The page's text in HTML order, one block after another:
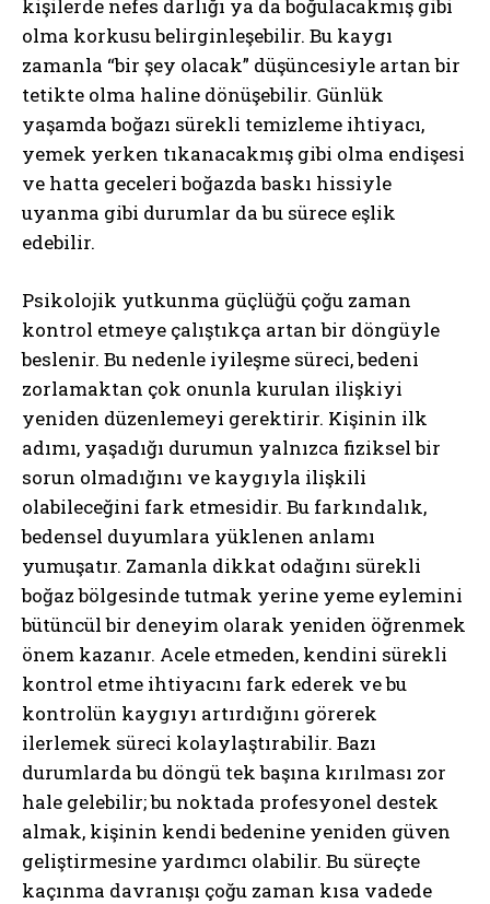
kişilerde nefes darlığı ya da boğulacakmış gibi
olma korkusu belirginleşebilir. Bu kaygı
zamanla “bir şey olacak” düşüncesiyle artan bir
tetikte olma haline dönüşebilir. Günlük
yaşamda boğazı sürekli temizleme ihtiyacı,
yemek yerken tıkanacakmış gibi olma endişesi
ve hatta geceleri boğazda baskı hissiyle
uyanma gibi durumlar da bu sürece eşlik
edebilir.
Psikolojik yutkunma güçlüğü çoğu zaman
kontrol etmeye çalıştıkça artan bir döngüyle
beslenir. Bu nedenle iyileşme süreci, bedeni
zorlamaktan çok onunla kurulan ilişkiyi
yeniden düzenlemeyi gerektirir. Kişinin ilk
adımı, yaşadığı durumun yalnızca fiziksel bir
sorun olmadığını ve kaygıyla ilişkili
olabileceğini fark etmesidir. Bu farkındalık,
bedensel duyumlara yüklenen anlamı
yumuşatır. Zamanla dikkat odağını sürekli
boğaz bölgesinde tutmak yerine yeme eylemini
bütüncül bir deneyim olarak yeniden öğrenmek
önem kazanır. Acele etmeden, kendini sürekli
kontrol etme ihtiyacını fark ederek ve bu
kontrolün kaygıyı artırdığını görerek
ilerlemek süreci kolaylaştırabilir. Bazı
durumlarda bu döngü tek başına kırılması zor
hale gelebilir; bu noktada profesyonel destek
almak, kişinin kendi bedenine yeniden güven
geliştirmesine yardımcı olabilir. Bu süreçte
kaçınma davranışı çoğu zaman kısa vadede